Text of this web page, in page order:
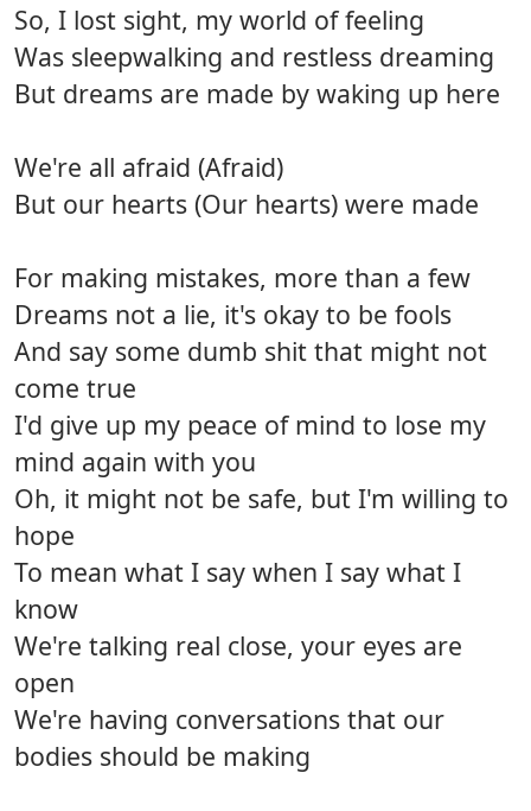
So, I lost sight, my world of feeling
Was sleepwalking and restless dreaming
But dreams are made by waking up here
We're all afraid (Afraid)
But our hearts (Our hearts) were made
For making mistakes, more than a few
Dreams not a lie, it's okay to be fools
And say some dumb shit that might not
come true
I'd give up my peace of mind to lose my
mind again with you
Oh, it might not be safe, but I'm willing to
hope
To mean what I say when I say what I
know
We're talking real close, your eyes are
open
We're having conversations that our
bodies should be making